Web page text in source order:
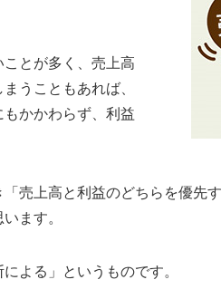
とが多く、売上高
うこともあれば、
かかわらず、利益
売上高と利益のどちらを優先
ます。
よる」というものです。